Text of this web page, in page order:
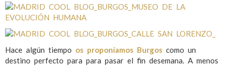
Hace algún tiempo os proponíamos Burgos como un
destino perfecto para para pasar el fin desemana. A menos